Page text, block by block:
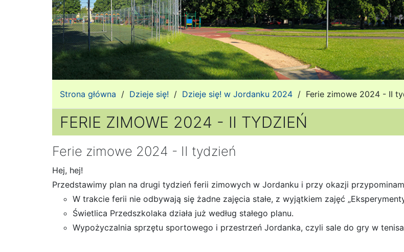
Strona główna / Dzieje się! / Dzieje się! w Jordanku 2024 / Ferie zimowe 2024 - II
FERIE ZIMOWE 2024 - II TYDZIEŃ
Ferie zimowe 2024 - II tydzień
Hej, hej!
Przedstawimy plan na drugi tydzień ferii zimowych w Jordanku i przy okazji
W trakcie ferii nie odbywają się żadne zajęcia stałe, z wyjątkiem zajęć
Świetlica Przedszkolaka działa już według stałego planu.
Wypożyczalnia sprzętu sportowego i przestrzeń Jordanka, czyli sale do gry w